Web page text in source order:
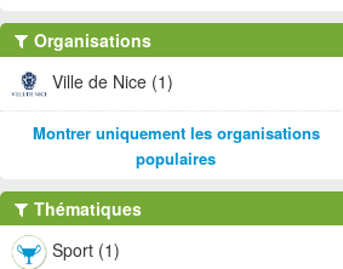
Organisations
Ville de Nice (1)
Montrer uniquement les organisations
populaires
Thématiques
Sport (1)